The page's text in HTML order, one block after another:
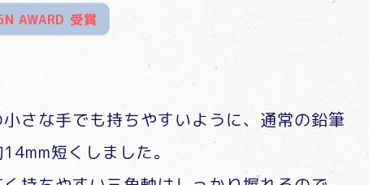
AWARD 受賞
さな手でも持ちやすいように、通常の鉛筆
短くしました。